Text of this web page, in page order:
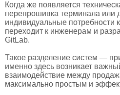
Когда же появляется
перепрошивка терминала или
индивидуальные потребности
переходит к инженерам и
GitLab.
Такое разделение систем —
именно здесь возникает
взаимодействие между
максимально простым и